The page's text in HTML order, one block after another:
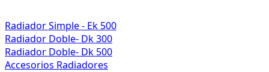
Radiador Simple - Ek 500
Radiador Doble- Dk 300
Radiador Doble- Dk 500
Accesorios Radiadores